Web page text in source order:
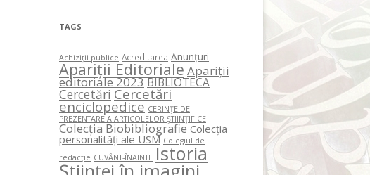
TAGS
Achiziții publice Acreditarea Anunțuri
Apariții Editoriale Apariții
editoriale 2023BIBLIOTECA
Cercetări Cercetări
enciclopedice CERINŢE DE
PREZENTARE A ARTICOLELOR ŞTIINŢIFICE
Colecția Biobibliografie Colecția
personalități ale USM Colegiul de
redacție CUVÂNT-ÎNAINTE Istoria